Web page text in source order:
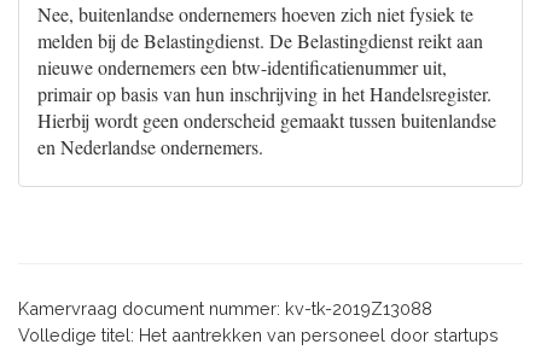
Nee, buitenlandse ondernemers hoeven zich niet fysiek te
melden bij de Belastingdienst. De Belastingdienst reikt aan
nieuwe ondernemers een btw-identificatienummer uit,
primair op basis van hun inschrijving in het Handelsregister.
Hierbij wordt geen onderscheid gemaakt tussen buitenlandse
en Nederlandse ondernemers.
Kamervraag document nummer: kv-tk-2019Z13088
Volledige titel: Het aantrekken van personeel door startups